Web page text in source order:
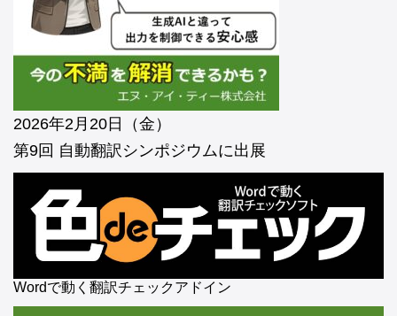
2026年2月20日（金）
第9回 自動翻訳シンポジウムに出展
Wordで動く翻訳チェックアドイン